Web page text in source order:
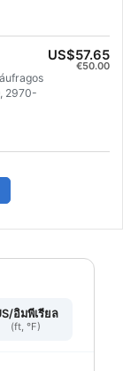
2970-
US$57.65
€50.00
อิมพีเรียล
(ft, °F)